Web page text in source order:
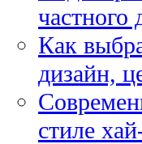
частного
Как
дизайн,
стиле